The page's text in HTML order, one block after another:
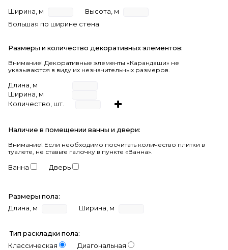
Ширина, м
Высота, м
Большая по ширине стена
Размеры и количество декоративных элементов:
Внимание! Декоративные элементы «Карандаши» не
указываются в виду их незначительных размеров.
Длина, м
Ширина, м
Количество, шт.
Наличие в помещении ванны и двери:
Внимание! Если необходимо посчитать количество плитки в
туалете, не ставьте галочку в пункте «Ванна».
Ванна Дверь
Размеры пола:
Длина, м
Ширина, м
Тип раскладки пола:
Классическая
Диагональная